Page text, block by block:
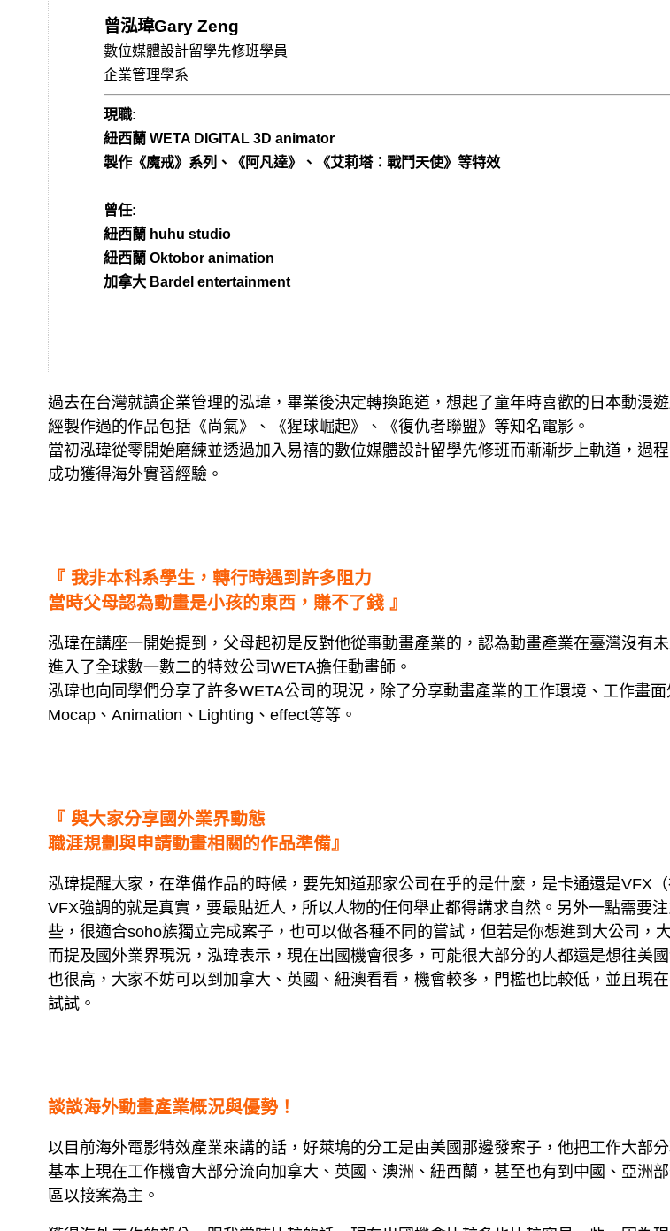
曾泓瑋Gary Zeng
數位媒體設計留學先修班學員
企業管理學系
現職:
紐西蘭 WETA DIGITAL 3D animator
製作《魔戒》系列、《阿凡達》、《艾莉塔：戰鬥天使》等特效
曾任:
紐西蘭 huhu studio
紐西蘭 Oktobor animation
加拿大 Bardel entertainment
過去在台灣就讀企業管理的泓瑋，畢業後決定轉換跑道，想起了童年時喜歡的日本動漫
經製作過的作品包括《尚氣》、《猩球崛起》、《復仇者聯盟》等知名電影。
當初泓瑋從零開始磨練並透過加入易禧的數位媒體設計留學先修班而漸漸步上軌道，過
成功獲得海外實習經驗。
『 我非本科系學生，轉行時遇到許多阻力
當時父母認為動畫是小孩的東西，賺不了錢 』
泓瑋在講座一開始提到，父母起初是反對他從事動畫產業的，認為動畫產業在臺灣沒有
進入了全球數一數二的特效公司WETA擔任動畫師。
泓瑋也向同學們分享了許多WETA公司的現況，除了分享動畫產業的工作環境、工作畫
Mocap、Animation、Lighting、effect等等。
『 與大家分享國外業界動態
職涯規劃與申請動畫相關的作品準備』
泓瑋提醒大家，在準備作品的時候，要先知道那家公司在乎的是什麼，是卡通還是VFX
VFX強調的就是真實，要最貼近人，所以人物的任何舉止都得講求自然。另外一點需要
些，很適合soho族獨立完成案子，也可以做各種不同的嘗試，但若是你想進到大公司，
而提及國外業界現況，泓瑋表示，現在出國機會很多，可能很大部分的人都還是想往美
也很高，大家不妨可以到加拿大、英國、紐澳看看，機會較多，門檻也比較低，並且現
試試。
談談海外動畫產業概況與優勢！
以目前海外電影特效產業來講的話，好萊塢的分工是由美國那邊發案子，他把工作大部
基本上現在工作機會大部分流向加拿大、英國、澳洲、紐西蘭，甚至也有到中國、亞洲
區以接案為主。